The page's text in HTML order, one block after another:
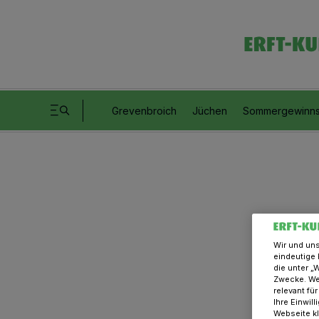
Grevenbroich Jüchen
Wir und
eindeutige
die unter
Zwecke.
relevant
Ihre
Webseite